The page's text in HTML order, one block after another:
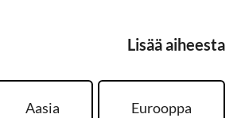
Lisää aiheesta
Aasia Eurooppa